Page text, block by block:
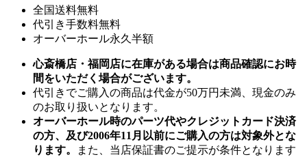
全国送料無料
代引き手数料無料
オーバーホール永久半額
心斎橋店・福岡店に在庫がある場合は商品確認にお時
間をいただく場合がございます。
代引きでご購入の商品は代金が50万円未満、現金のみ
のお取り扱いとなります。
オーバーホール時のパーツ代やクレジットカード決済
の方、及び2006年11月以前にご購入の方は対象外とな
ります。
また、当店保証書のご提示が条件となります